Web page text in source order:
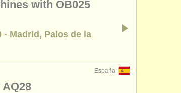
with OB025
- Madrid, Palos de la
España
AQ28